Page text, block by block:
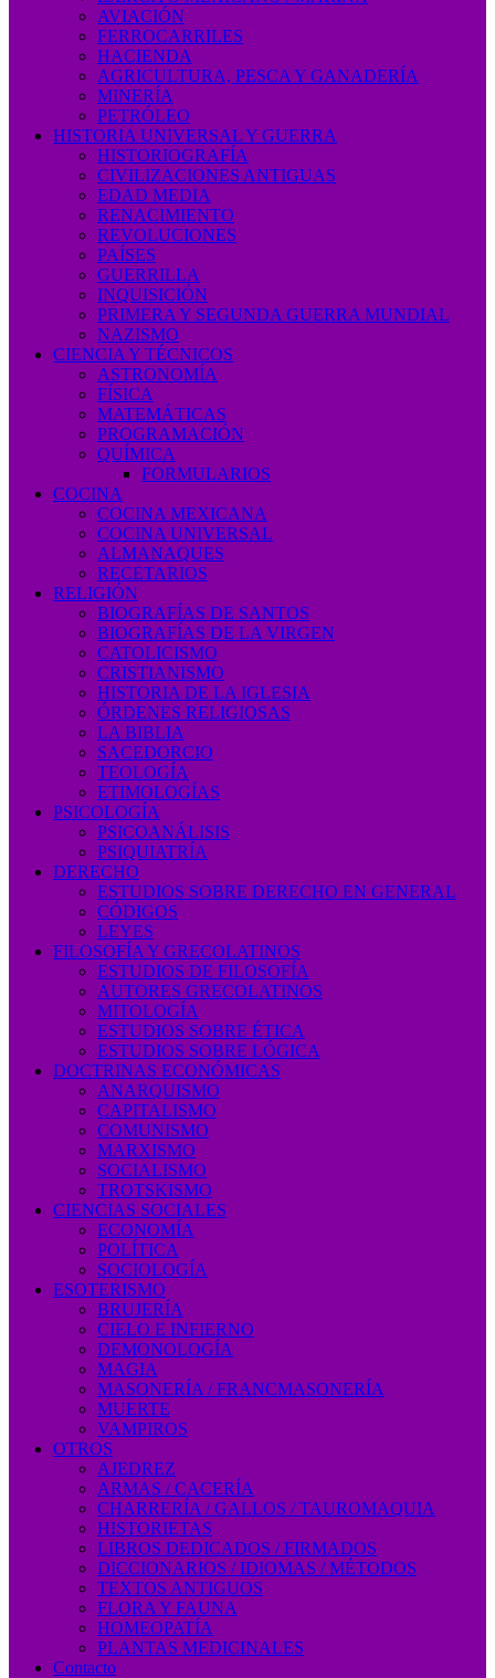
AVIACIÓN
FERROCARRILES
HACIENDA
AGRICULTURA, PESCA Y GANADERÍA
MINERÍA
PETRÓLEO
HISTORIA UNIVERSAL Y GUERRA
HISTORIOGRAFÍA
CIVILIZACIONES ANTIGUAS
EDAD MEDIA
RENACIMIENTO
REVOLUCIONES
PAÍSES
GUERRILLA
INQUISICIÓN
PRIMERA Y SEGUNDA GUERRA MUNDIAL
NAZISMO
CIENCIA Y TÉCNICOS
ASTRONOMÍA
FÍSICA
MATEMÁTICAS
PROGRAMACIÓN
QUÍMICA
FORMULARIOS
COCINA
COCINA MEXICANA
COCINA UNIVERSAL
ALMANAQUES
RECETARIOS
RELIGIÓN
BIOGRAFÍAS DE SANTOS
BIOGRAFÍAS DE LA VIRGEN
CATOLICISMO
CRISTIANISMO
HISTORIA DE LA IGLESIA
ÓRDENES RELIGIOSAS
LA BIBLIA
SACEDORCIO
TEOLOGÍA
ETIMOLOGÍAS
PSICOLOGÍA
PSICOANÁLISIS
PSIQUIATRÍA
DERECHO
ESTUDIOS SOBRE DERECHO EN GENERAL
CÓDIGOS
LEYES
FILOSOFÍA Y GRECOLATINOS
ESTUDIOS DE FILOSOFÍA
AUTORES GRECOLATINOS
MITOLOGÍA
ESTUDIOS SOBRE ÉTICA
ESTUDIOS SOBRE LÓGICA
DOCTRINAS ECONÓMICAS
ANARQUISMO
CAPITALISMO
COMUNISMO
MARXISMO
SOCIALISMO
TROTSKISMO
CIENCIAS SOCIALES
ECONOMÍA
POLÍTICA
SOCIOLOGÍA
ESOTERISMO
BRUJERÍA
CIELO E INFIERNO
DEMONOLOGÍA
MAGIA
MASONERÍA / FRANCMASONERÍA
MUERTE
VAMPIROS
OTROS
AJEDREZ
ARMAS / CACERÍA
CHARRERÍA / GALLOS / TAUROMAQUIA
HISTORIETAS
LIBROS DEDICADOS / FIRMADOS
DICCIONARIOS / IDIOMAS / MÉTODOS
TEXTOS ANTIGUOS
FLORA Y FAUNA
HOMEOPATÍA
PLANTAS MEDICINALES
Contacto